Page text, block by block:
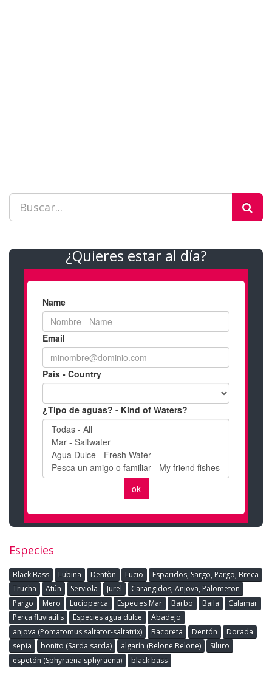
¿Quieres estar al día?
Especies
Black Bass Lubina Dentòn Lucio
Esparidos, Sargo, Pargo, Breca
Trucha
Atún Serviola Jurel
Carangidos, Anjova, Palometon
Pargo
Mero Lucioperca Especies Mar Barbo Baila
Calamar
Perca fluviatilis
Especies agua dulce
Abadejo
anjova (Pomatomus saltator-saltatrix)
Bacoreta Dentón
Dorada
sepia
bonito (Sarda sarda) algarín (Belone Belone)
Siluro
espetón (Sphyraena sphyraena)
black bass